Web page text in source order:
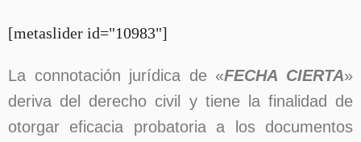
[metaslider id="10983"]
La connotación jurídica de «FECHA CIERTA»
deriva del derecho civil y tiene la finalidad de
otorgar eficacia probatoria a los documentos